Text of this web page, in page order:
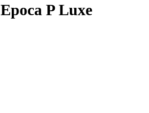
P Luxe